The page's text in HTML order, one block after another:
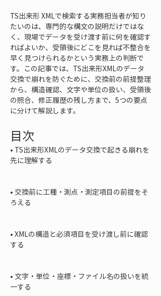
TS出来形 XMLで検索する実務担当者が知り
たいのは、専門的な構文の説明だけではな
く、現場でデータを受け渡す前に何を確認す
ればよいか、受領後にどこを見れば不整合を
早く見つけられるかという実務上の判断で
す。この記事では、TS出来形XMLのデータ
交換で崩れを防ぐために、交換前の前提整理
から、構造確認、文字や単位の扱い、受領後
の照合、修正履歴の残し方まで、5つの要点
に分けて解説します。
目次
• TS出来形XMLのデータ交換で起きる崩れを
先に理解する
• 交換前に工種・測点・測定項目の前提をそ
ろえる
• XMLの構造と必須項目を受け渡し前に確認
する
• 文字・単位・座標・ファイル名の扱いを統
一する